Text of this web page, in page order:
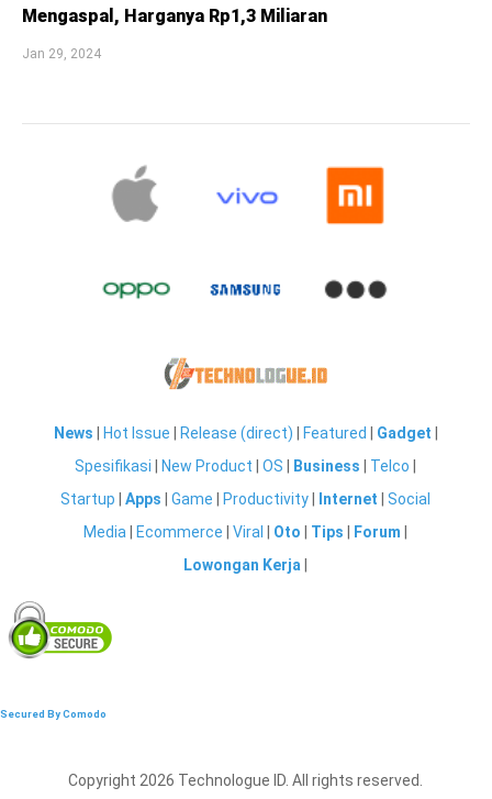
Mengaspal, Harganya Rp1,3 Miliaran
Jan 29, 2024
News Hot Issue Release (direct) Featured Gadget
Spesifikasi
New Product |OS Business Telco
Startup |Apps |Game Productivity Internet |Social
Media
Ecommerce |Viral Oto Tips Forum
Lowongan Kerja
Secured By Comodo
Copyright 2026 Technologue ID. All rights reserved.